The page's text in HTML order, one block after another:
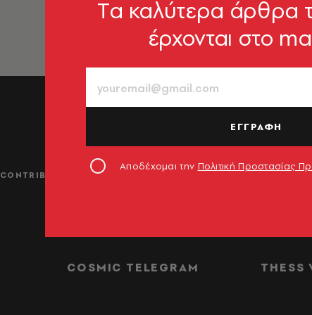
CONTRIBUTORS ΔΙΑΦΗΜΙΣΗ
COSMIC TELEGRAM THESS
Tα καλύτερα άρθρα
έρχονται στο
ΕΓΓΡΑΦΗ
Αποδέχομαι την Πολιτική Προστασίας